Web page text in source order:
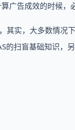
广告成效的时候，
其实，大多数情况
的扫盲基础知识，